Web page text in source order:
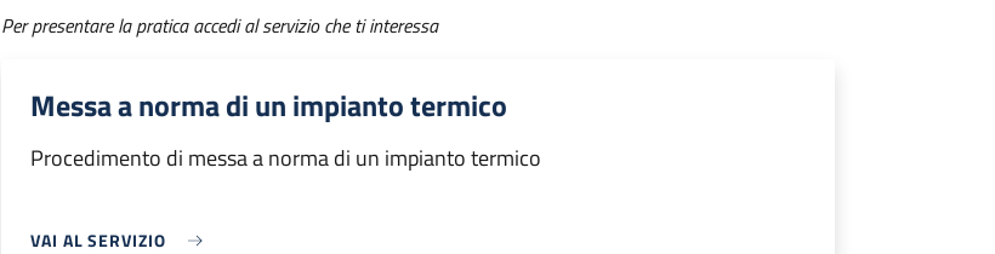
Per presentare la pratica accedi al servizio che ti interessa
Messa a norma di un impianto termico
Procedimento di messa a norma di un impianto termico
VAI AL SERVIZIO